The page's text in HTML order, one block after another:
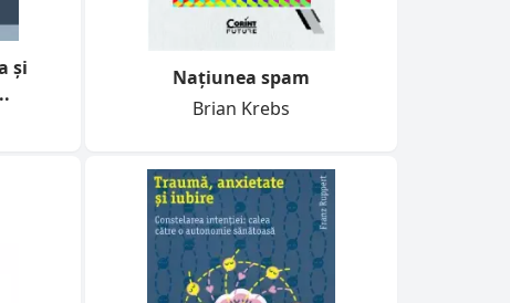
şi
Naţiunea spam
Brian Krebs